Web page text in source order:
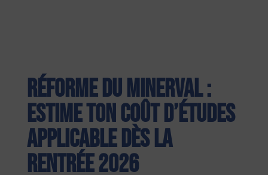
Réforme du minerval :
estime ton coût d’études
applicable dès la
rentrée 2026